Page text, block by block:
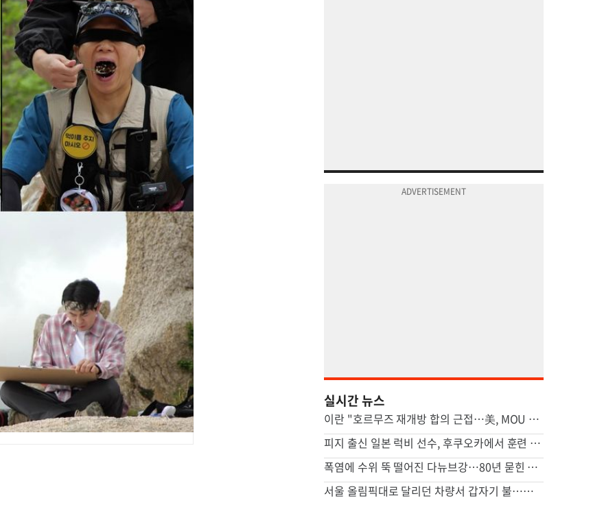
실시간 뉴스
이란 "호르무즈 재개방 합의 근접…美, MOU 위반 배상해야"
피지 출신 일본 럭비 선수, 후쿠오카에서 훈련 중 열사병 사망
폭염에 수위 뚝 떨어진 다뉴브강…80년 묻힌 나치 군함 줄줄이 드러났다
서울 올림픽대로 달리던 차량서 갑자기 불…운전자 1명 경상